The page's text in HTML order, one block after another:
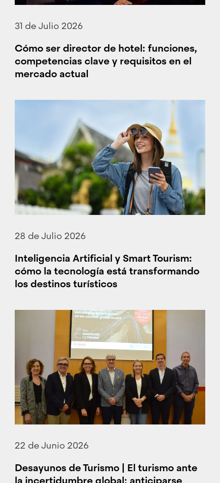
31 de Julio 2026
Cómo ser director de hotel: funciones,
competencias clave y requisitos en el
mercado actual
28 de Julio 2026
Inteligencia Artificial y Smart Tourism:
cómo la tecnología está transformando
los destinos turísticos
22 de Junio 2026
Desayunos de Turismo | El turismo ante